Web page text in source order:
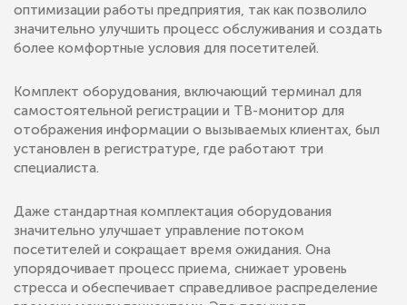
оптимизации работы предприятия, так как позволило
значительно улучшить процесс обслуживания и создать
более комфортные условия для посетителей.
Комплект оборудования, включающий терминал для
самостоятельной регистрации и ТВ-монитор для
отображения информации о вызываемых клиентах, был
установлен в регистратуре, где работают три
специалиста.
Даже стандартная комплектация оборудования
значительно улучшает управление потоком
посетителей и сокращает время ожидания. Она
упорядочивает процесс приема, снижает уровень
стресса и обеспечивает справедливое распределение